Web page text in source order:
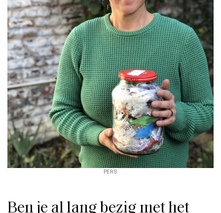
PERS
Ben je al lang bezig met het